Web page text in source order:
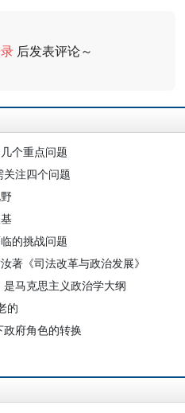
后发表评论～
个重点问题
注四个问题
的挑战问题
《司法改革与政治发展》
马克思主义政治学大纲
的
府角色的转换